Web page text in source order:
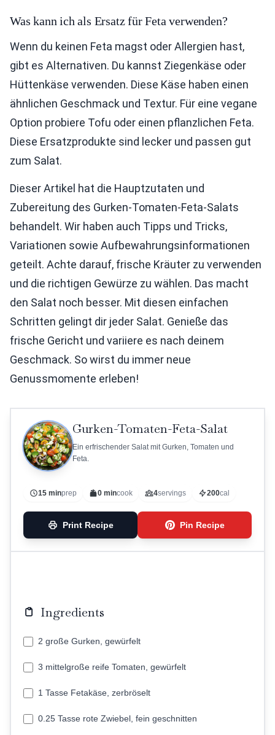
Was kann ich als Ersatz für Feta verwenden?
Wenn du keinen Feta magst oder Allergien hast,
gibt es Alternativen. Du kannst Ziegenkäse oder
Hüttenkäse verwenden. Diese Käse haben einen
ähnlichen Geschmack und Textur. Für eine vegane
Option probiere Tofu oder einen pflanzlichen Feta.
Diese Ersatzprodukte sind lecker und passen gut
zum Salat.
Dieser Artikel hat die Hauptzutaten und
Zubereitung des Gurken-Tomaten-Feta-Salats
behandelt. Wir haben auch Tipps und Tricks,
Variationen sowie Aufbewahrungsinformationen
geteilt. Achte darauf, frische Kräuter zu verwenden
und die richtigen Gewürze zu wählen. Das macht
den Salat noch besser. Mit diesen einfachen
Schritten gelingt dir jeder Salat. Genieße das
frische Gericht und variiere es nach deinem
Geschmack. So wirst du immer neue
Genussmomente erleben!
Gurken-Tomaten-Feta-Salat
Ein erfrischender Salat mit Gurken, Tomaten und
Feta.
15 minprep 0 mincook 4servings 200cal
Print Recipe Pin Recipe
Ingredients
2 große Gurken, gewürfelt
3 mittelgroße reife Tomaten, gewürfelt
1 Tasse Fetakäse, zerbröselt
0.25 Tasse rote Zwiebel, fein geschnitten